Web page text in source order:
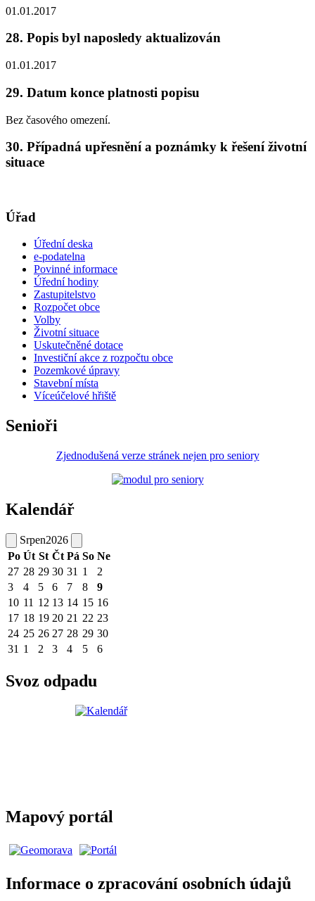
01.01.2017
28. Popis byl naposledy aktualizován
01.01.2017
29. Datum konce platnosti popisu
Bez časového omezení.
30. Případná upřesnění a poznámky k řešení životní
situace
Úřad
Úřední deska
e-podatelna
Povinné informace
Úřední hodiny
Zastupitelstvo
Rozpočet obce
Volby
Životní situace
Uskutečněné dotace
Investiční akce z rozpočtu obce
Pozemkové úpravy
Stavební místa
Víceúčelové hřiště
Senioři
Zjednodušená verze stránek nejen pro seniory
Kalendář
Srpen2026
Po Út St Čt Pá So Ne
27 28 29 30 31 1
2
3
4 5 6 7 8
9
10 11 12 13 14 15 16
17 18 19 20 21 22 23
24 25 26 27 28 29 30
31 1 2 3 4 5 6
Svoz odpadu
Mapový portál
Informace o zpracování osobních údajů